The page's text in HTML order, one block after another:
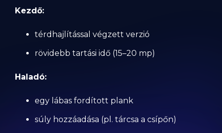
Kezdő:
térdhajlítással végzett verzió
rövidebb tartási idő (15–20 mp)
Haladó:
egy lábas fordított plank
súly hozzáadása (pl. tárcsa a csípőn)